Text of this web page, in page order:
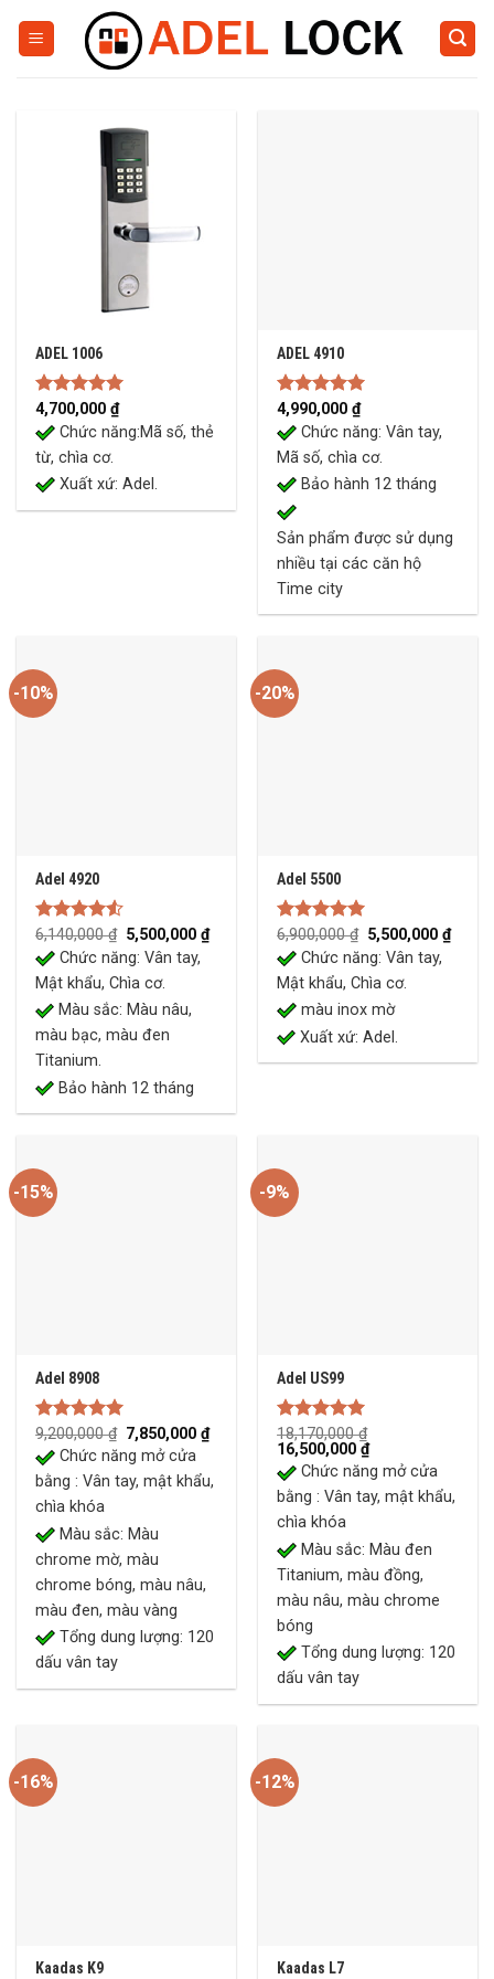
ADEL 1006
Rated5.00
out of 5
4,700,000₫
Chức năng:Mã số, thẻ
từ, chìa cơ.
Xuất xứ: Adel.
ADEL 4910
Rated5.00
out of 5
4,990,000₫
Chức năng: Vân tay,
Mã số, chìa cơ.
Bảo hành 12 tháng
Sản phẩm được sử dụng
nhiều tại các căn hộ
Time city
-10%
Adel 4920
Rated
4.50out
of 5
6,140,000₫ Original
price
was:
6,140,000 ₫.
5,500,000₫Current
price
5,500,000 ₫.
Chức năng: Vân tay,
Mật khẩu, Chìa cơ.
Màu sắc: Màu nâu,
màu bạc, màu đen
Titanium.
Bảo hành 12 tháng
-20%
Adel 5500
Rated5.00
out of 5
6,900,000₫ Original
price
was:
6,900,000 ₫.
5,500,000₫
price
Chức năng: Vân tay,
Mật khẩu, Chìa cơ.
màu inox mờ
Xuất xứ: Adel.
-15%
Adel 8908
Rated5.00
out of 5
9,200,000₫ Original
price
was:
9,200,000 ₫.
7,850,000₫Current
price
7,850,000 ₫.
Chức năng mở cửa
bằng : Vân tay, mật khẩu,
chìa khóa
Màu sắc: Màu
chrome mờ, màu
chrome bóng, màu nâu,
màu đen, màu vàng
Tổng dung lượng: 120
dấu vân tay
-9%
Adel US99
Rated5.00
out of 5
18,170,000₫
Original
price
was:
18,170,000 ₫.
16,500,000₫Current
price
is:
16,500,000 ₫.
Chức năng mở cửa
bằng : Vân tay, mật khẩu,
chìa khóa
Màu sắc: Màu đen
Titanium, màu đồng,
màu nâu, màu chrome
bóng
Tổng dung lượng: 120
dấu vân tay
-16%
Kaadas K9
-12%
Kaadas L7